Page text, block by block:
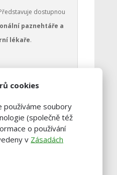
dostupnou
paznehtáře a
lékaře.
cookies
soubory
(společně též
o používání
v Zásadách